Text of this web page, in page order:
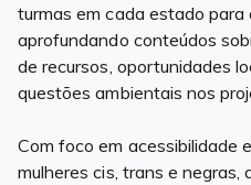
turmas em cada estado para
aprofundando conteúdos
de recursos, oportunidades
questões ambientais nos
Com foco em acessibilidade
mulheres cis, trans e negras,